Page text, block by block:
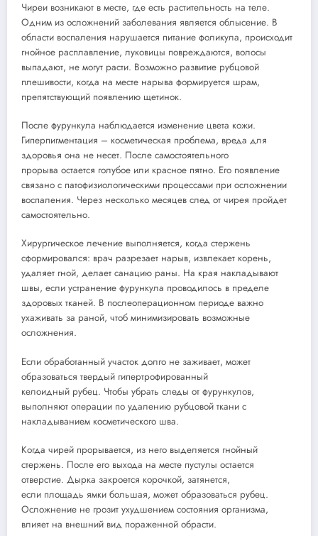
Чиреи возникают в месте, где есть растительность на теле.
Одним из осложнений заболевания является облысение. В
области воспаления нарушается питание фоликула, происходит
гнойное расплавление, луковицы повреждаются, волосы
выпадают, не могут расти. Возможно развитие рубцовой
плешивости, когда на месте нарыва формируется шрам,
препятствующий появлению щетинок.
После фурункула наблюдается изменение цвета кожи.
Гиперпигментация – косметическая проблема, вреда для
здоровья она не несет. После самостоятельного
прорыва остается голубое или красное пятно. Его появление
связано с патофизиологическими процессами при осложнении
воспаления. Через несколько месяцев след от чирея пройдет
самостоятельно.
Хирургическое лечение выполняется, когда стержень
сформировался: врач разрезает нарыв, извлекает корень,
удаляет гной, делает санацию раны. На края накладывают
швы, если устранение фурункула проводилось в пределе
здоровых тканей. В послеоперационном периоде важно
ухаживать за раной, чтоб минимизировать возможные
осложнения.
Если обработанный участок долго не заживает, может
образоваться твердый гипертрофированный
келоидный рубец. Чтобы убрать следы от фурункулов,
выполняют операции по удалению рубцовой ткани с
накладыванием косметического шва.
Когда чирей прорывается, из него выделяется гнойный
стержень. После его выхода на месте пустулы остается
отверстие. Дырка закроется корочкой, затянется,
если площадь ямки большая, может образоваться рубец.
Осложнение не грозит ухудшением состояния организма,
влияет на внешний вид пораженной обрасти.